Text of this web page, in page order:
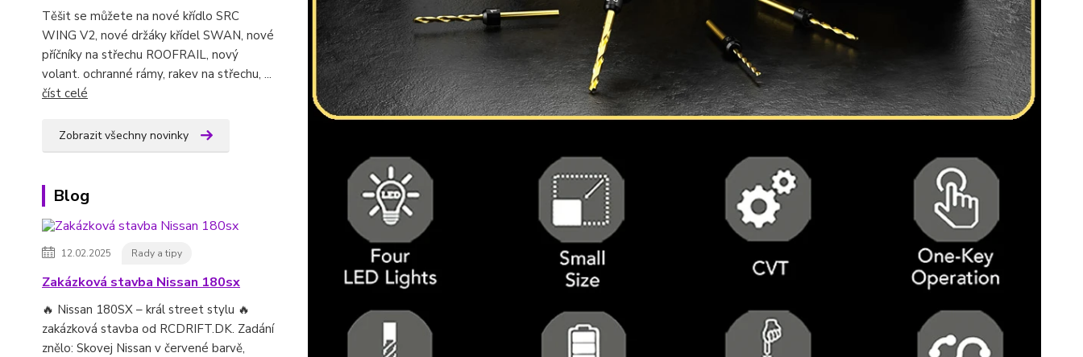
Těšit se můžete na nové křídlo SRC
WING V2, nové držáky křídel SWAN, nové
příčníky na střechu ROOFRAIL, nový
volant. ochranné rámy, rakev na střechu, ...
číst celé
Zobrazit všechny novinky
Blog
12.02.2025 Rady a tipy
Zakázková stavba Nissan 180sx
🔥 Nissan 180SX – král street stylu 🔥
zakázková stavba od RCDRIFT.DK. Zadání
znělo: Skovej Nissan v červené barvě,